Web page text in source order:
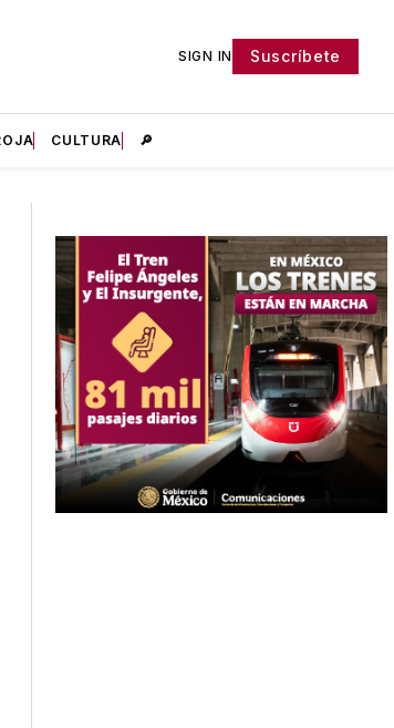
SIGN IN Suscríbete
CULTURA 🔎